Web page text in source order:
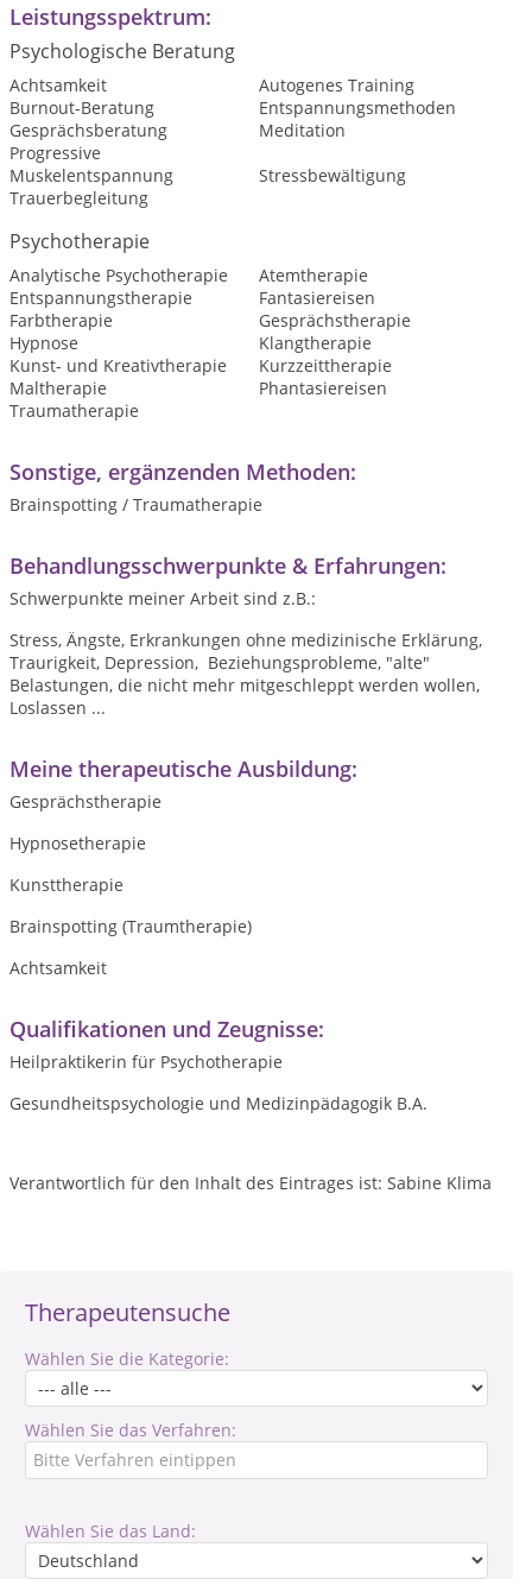
Therapeutensuche
Wählen Sie die Kategorie:
Wählen Sie das Verfahren:
Wählen Sie das Land:
Leistungsspektrum:
Psychologische Beratung
Achtsamkeit
Autogenes Training
Burnout-Beratung
Entspannungsmethoden
Gesprächsberatung
Meditation
Progressive
Muskelentspannung
Stressbewältigung
Trauerbegleitung
Psychotherapie
Analytische Psychotherapie
Atemtherapie
Entspannungstherapie
Fantasiereisen
Farbtherapie
Gesprächstherapie
Hypnose
Klangtherapie
Kunst- und Kreativtherapie
Kurzzeittherapie
Maltherapie
Phantasiereisen
Traumatherapie
Sonstige, ergänzenden Methoden:
Brainspotting / Traumatherapie
Behandlungsschwerpunkte & Erfahrungen:
Schwerpunkte meiner Arbeit sind z.B.:
Stress, Ängste, Erkrankungen ohne medizinische Erklärung,
Traurigkeit, Depression, Beziehungsprobleme, "alte"
Belastungen, die nicht mehr mitgeschleppt werden wollen,
Loslassen ...
Meine therapeutische Ausbildung:
Gesprächstherapie
Hypnosetherapie
Kunsttherapie
Brainspotting (Traumtherapie)
Achtsamkeit
Qualifikationen und Zeugnisse:
Heilpraktikerin für Psychotherapie
Gesundheitspsychologie und Medizinpädagogik B.A.
Verantwortlich für den Inhalt des Eintrages ist: Sabine Klima